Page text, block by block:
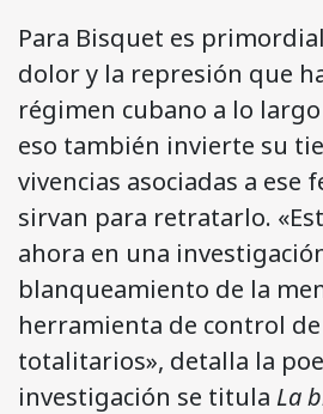
Para Bisquet es
dolor y la represión que
régimen cubano a lo
eso también invierte su
vivencias asociadas a ese
sirvan para retratarlo.
ahora en una
blanqueamiento de la
herramienta de control
totalitarios», detalla la
investigación se titula La